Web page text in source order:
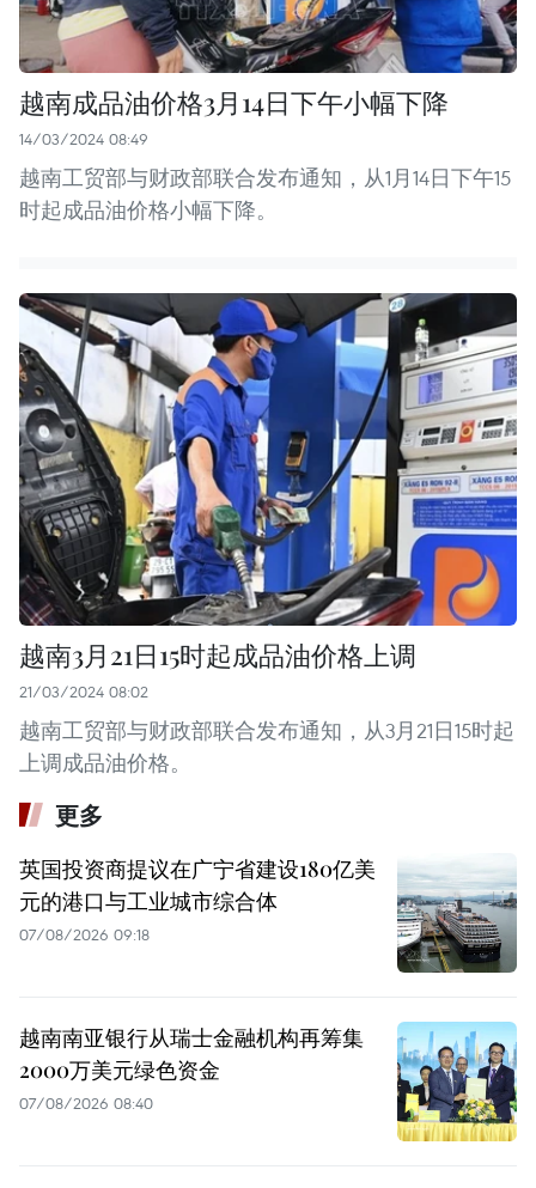
越南成品油价格3月14日下午小幅下降
14/03/2024 08:49
越南工贸部与财政部联合发布通知，从1月14日下午15
时起成品油价格小幅下降。
越南3月21日15时起成品油价格上调
21/03/2024 08:02
越南工贸部与财政部联合发布通知，从3月21日15时起
上调成品油价格。
更多
英国投资商提议在广宁省建设180亿美
元的港口与工业城市综合体
07/08/2026 09:18
越南南亚银行从瑞士金融机构再筹集
2000万美元绿色资金
07/08/2026 08:40